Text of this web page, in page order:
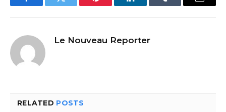
FacebookTwitter Pinterest LinkedInTumblr Email
Le Nouveau Reporter
RELATED POSTS